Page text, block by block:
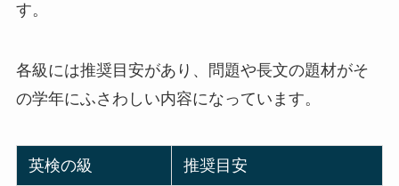
す。
各級には推奨目安があり、問題や長文の題材がそ
の学年にふさわしい内容になっています。
英検の級 推奨目安